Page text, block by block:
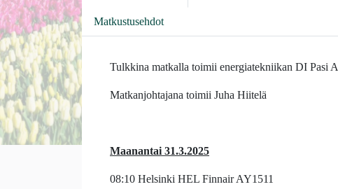
Matkustusehdot
Tulkkina matkalla toimii energiatekniikan DI Pasi
Matkanjohtajana toimii Juha Hiitelä
Maanantai 31.3.2025
08:10 Helsinki HEL Finnair AY1511